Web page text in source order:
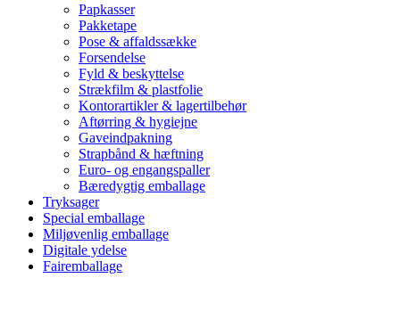
Papkasser
Pakketape
Pose & affaldssække
Forsendelse
Fyld & beskyttelse
Strækfilm & plastfolie
Kontorartikler & lagertilbehør
Aftørring & hygiejne
Gaveindpakning
Strapbånd & hæftning
Euro- og engangspaller
Bæredygtig emballage
Tryksager
Special emballage
Miljøvenlig emballage
Digitale ydelse
Fairemballage